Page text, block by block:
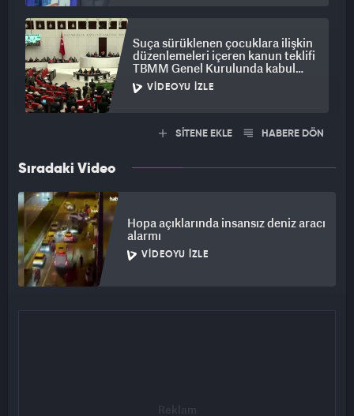
Suça sürüklenen çocuklara ilişkin
düzenlemeleri içeren kanun teklifi
TBMM Genel Kurulunda kabul
edildiVIDEOYU İZLE
SİTENE EKLE HABERE DÖN
Sıradaki Video
Hopa açıklarında insansız deniz aracı
alarmı
VIDEOYU İZLE